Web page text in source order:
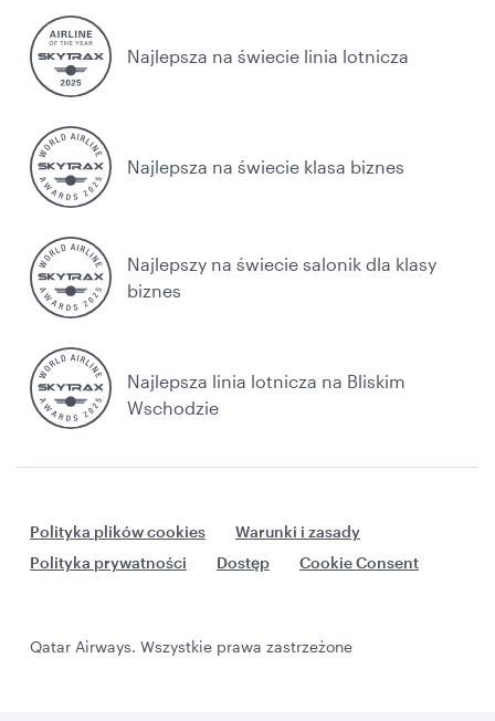
Najlepsza na świecie linia lotnicza
Najlepsza na świecie klasa biznes
Najlepszy na świecie salonik dla klasy
biznes
Najlepsza linia lotnicza na Bliskim
Wschodzie
Polityka plików cookies
Warunki i zasady
Polityka prywatności
Dostęp Cookie Consent
Qatar Airways. Wszystkie prawa zastrzeżone